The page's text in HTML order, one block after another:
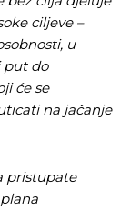
ciljeve –
u
put do
će se
na jačanje
pristupate